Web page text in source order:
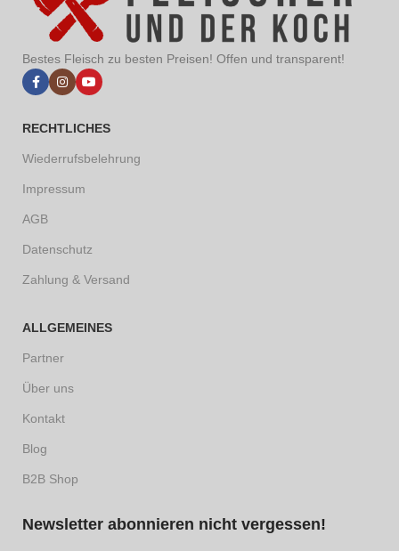
Bestes Fleisch zu besten Preisen! Offen und transparent!
RECHTLICHES
Wiederrufsbelehrung
Impressum
AGB
Datenschutz
Zahlung & Versand
ALLGEMEINES
Partner
Über uns
Kontakt
Blog
B2B Shop
Newsletter abonnieren nicht vergessen!